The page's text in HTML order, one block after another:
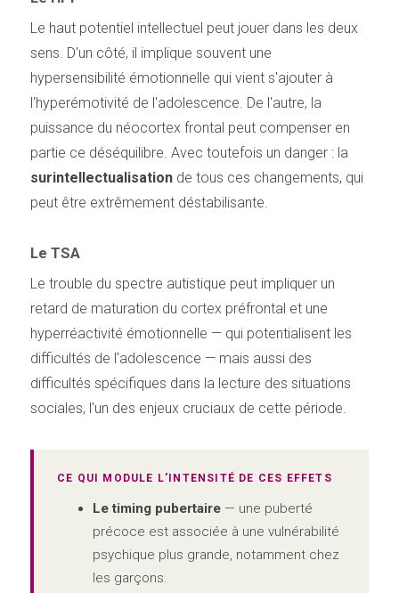
Le haut potentiel intellectuel peut jouer dans les deux
sens. D'un côté, il implique souvent une
hypersensibilité émotionnelle qui vient s'ajouter à
l'hyperémotivité de l'adolescence. De l'autre, la
puissance du néocortex frontal peut compenser en
partie ce déséquilibre. Avec toutefois un danger : la
surintellectualisation de tous ces changements, qui
peut être extrêmement déstabilisante.
Le TSA
Le trouble du spectre autistique peut impliquer un
retard de maturation du cortex préfrontal et une
hyperréactivité émotionnelle — qui potentialisent les
difficultés de l'adolescence — mais aussi des
difficultés spécifiques dans la lecture des situations
sociales, l'un des enjeux cruciaux de cette période.
CE QUI MODULE L'INTENSITÉ DE CES EFFETS
Le timing pubertaire — une puberté
précoce est associée à une vulnérabilité
psychique plus grande, notamment chez
les garçons.